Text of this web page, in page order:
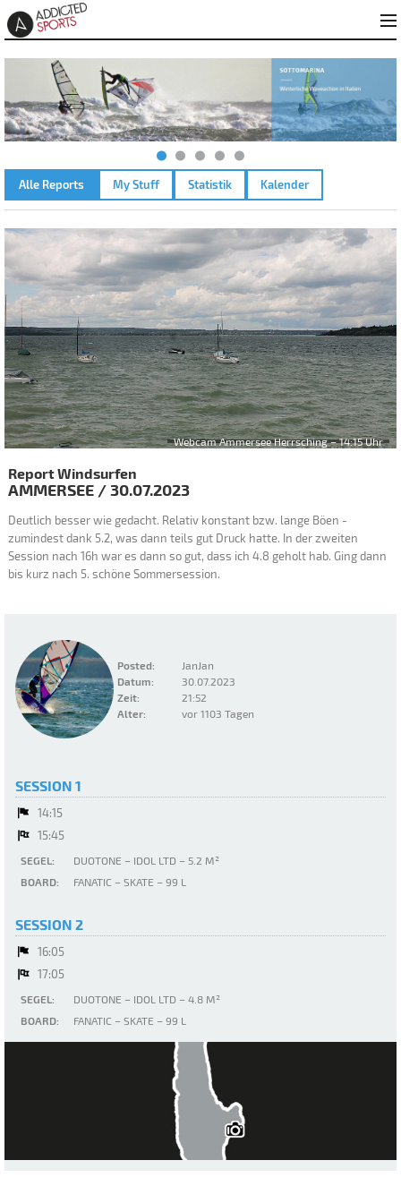
Alle Reports My Stuff Statistik Kalender
AMMERSEE – 30.07.2023
Webcam Ammersee Herrsching – 14:15 Uhr
Posted:
JanJan
Datum:
30.07.2023
Zeit:
21:52
Alter:
vor 1103 Tagen
Report Windsurfen
AMMERSEE / 30.07.2023
Deutlich besser wie gedacht. Relativ konstant bzw. lange Böen -
zumindest dank 5.2, was dann teils gut Druck hatte. In der zweiten
Session nach 16h war es dann so gut, dass ich 4.8 geholt hab. Ging dann
bis kurz nach 5. schöne Sommersession.
SESSION 1
14:15
15:45
SEGEL:
DUOTONE – IDOL LTD – 5.2 M²
BOARD:
FANATIC – SKATE – 99 L
SESSION 2
16:05
17:05
SEGEL:
DUOTONE – IDOL LTD – 4.8 M²
BOARD:
FANATIC – SKATE – 99 L